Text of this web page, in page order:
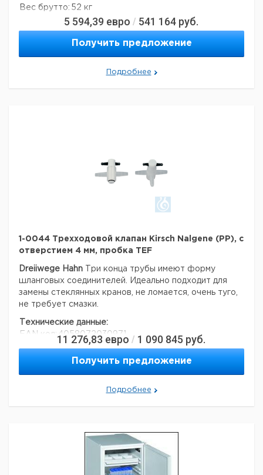
Вес брутто: 52 кг
5 594,39 евро / 541 164 руб.
Получить предложение
Подробнее
1-0044 Трехходовой клапан Kirsch Nalgene (PP), с
отверстием 4 мм, пробка TEF
Dreiiwege Hahn
Три конца трубы имеют форму
шланговых соединителей.
Идеально подходит для
замены стеклянных кранов, не ломается, очень туго,
не требует смазки.
Технические данные:
EAN код: 4058072030971
Данные для перевозки (реальные данные могут
отличаться)
11 276,83 евро / 1 090 845 руб.
Получить предложение
Подробнее